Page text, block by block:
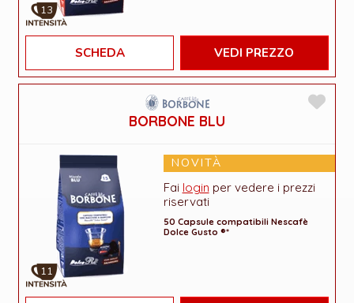
13
SCHEDA VEDI PREZZO
BORBONE BLU
11
NOVITÀ
Fai login per vedere i prezzi
riservati
50 Capsule compatibili Nescafè
Dolce Gusto ®*